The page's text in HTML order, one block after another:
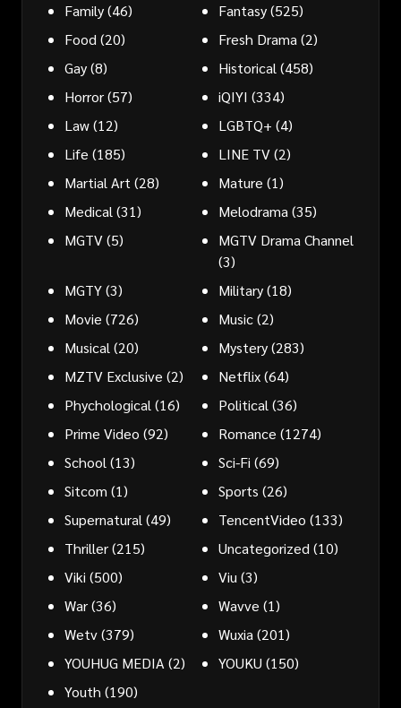
Family(46) Fantasy(525)
Food (20) Fresh Drama (2)
Gay(8) Historical (458)
Horror(57) iQIYI (334)
Law(12) LGBTQ+ (4)
Life (185) LINE TV(2)
Martial Art (28) Mature (1)
Medical (31) Melodrama (35)
MGTV(5)
MGTV Drama Channel
(3)
MGTY(3) Military(18)
Movie (726) Music(2)
Musical (20) Mystery(283)
MZTV Exclusive (2) Netflix(64)
Phychological (16) Political (36)
Prime Video (92) Romance (1274)
School (13) Sci-Fi (69)
Sitcom (1) Sports (26)
Supernatural (49) TencentVideo (133)
Thriller(215) Uncategorized (10)
Viki (500) Viu (3)
War(36) Wavve (1)
Wetv(379) Wuxia (201)
YOUHUG MEDIA (2) YOUKU (150)
Youth (190)